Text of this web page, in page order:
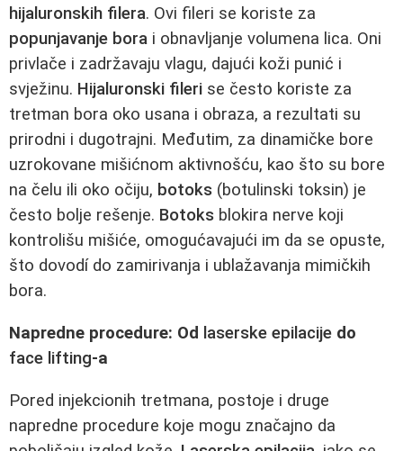
hijaluronskih filera. Ovi fileri se koriste za
popunjavanje bora i obnavljanje volumena lica. Oni
privlače i zadržavaju vlagu, dajući koži punić i
svježinu. Hijaluronski fileri se često koriste za
tretman bora oko usana i obraza, a rezultati su
prirodni i dugotrajni. Međutim, za dinamičke bore
uzrokovane mišićnom aktivnošću, kao što su bore
na čelu ili oko očiju, botoks (botulinski toksin) je
često bolje rešenje. Botoks blokira nerve koji
kontrolišu mišiće, omogućavajući im da se opuste,
što dovodí do zamirivanja i ublažavanja mimičkih
bora.
Napredne procedure: Od laserske epilacije do
face lifting-a
Pored injekcionih tretmana, postoje i druge
napredne procedure koje mogu značajno da